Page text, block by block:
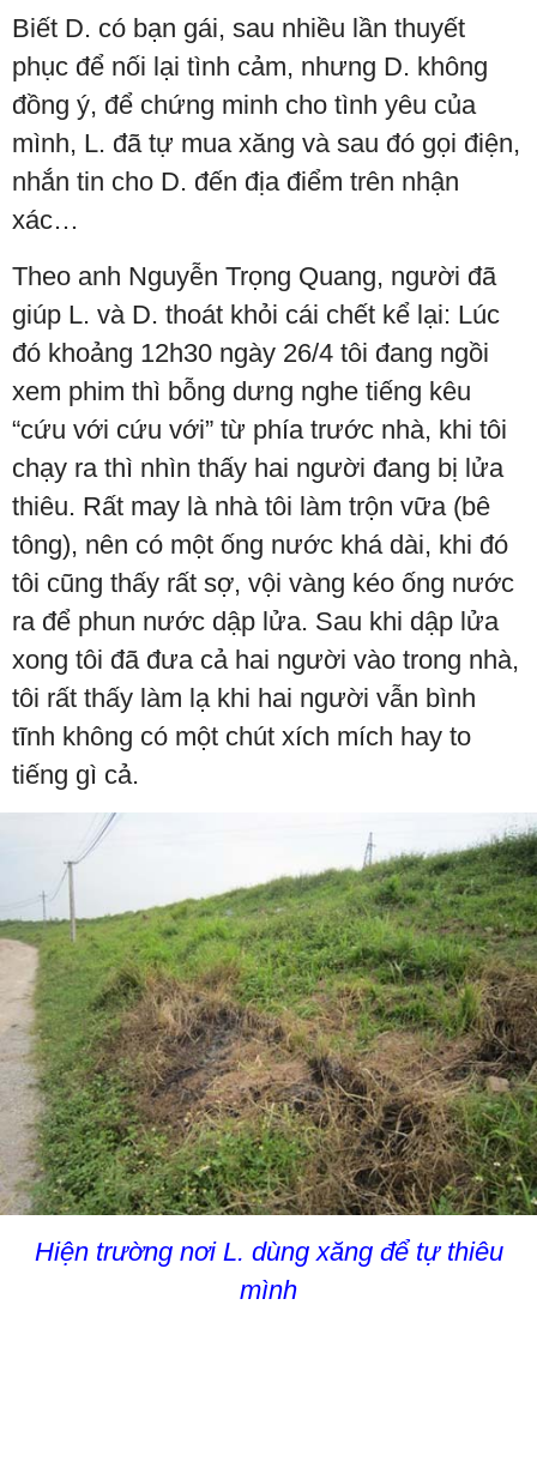
Biết D. có bạn gái, sau nhiều lần thuyết
phục để nối lại tình cảm, nhưng D. không
đồng ý, để chứng minh cho tình yêu của
mình, L. đã tự mua xăng và sau đó gọi điện,
nhắn tin cho D. đến địa điểm trên nhận
xác…
Theo anh Nguyễn Trọng Quang, người đã
giúp L. và D. thoát khỏi cái chết kể lại: Lúc
đó khoảng 12h30 ngày 26/4 tôi đang ngồi
xem phim thì bỗng dưng nghe tiếng kêu
“cứu với cứu với” từ phía trước nhà, khi tôi
chạy ra thì nhìn thấy hai người đang bị lửa
thiêu. Rất may là nhà tôi làm trộn vữa (bê
tông), nên có một ống nước khá dài, khi đó
tôi cũng thấy rất sợ, vội vàng kéo ống nước
ra để phun nước dập lửa. Sau khi dập lửa
xong tôi đã đưa cả hai người vào trong nhà,
tôi rất thấy làm lạ khi hai người vẫn bình
tĩnh không có một chút xích mích hay to
tiếng gì cả.
Hiện trường nơi L. dùng xăng để tự thiêu
mình